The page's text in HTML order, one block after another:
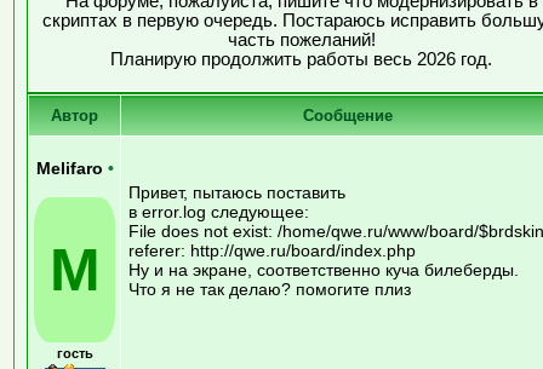
скриптах в первую очередь. Постараюсь исправить
часть пожеланий!
Планирую продолжить работы весь 2026 год.
Автор Сообщение
Melifaro •
M
гость
Привет, пытаюсь поставить
в error.log следующее:
File does not exist: /home/qwe.ru/www/board/
referer: http://qwe.ru/board/index.php
Ну и на экране, соответственно куча билеберды.
Что я не так делаю? помогите плиз